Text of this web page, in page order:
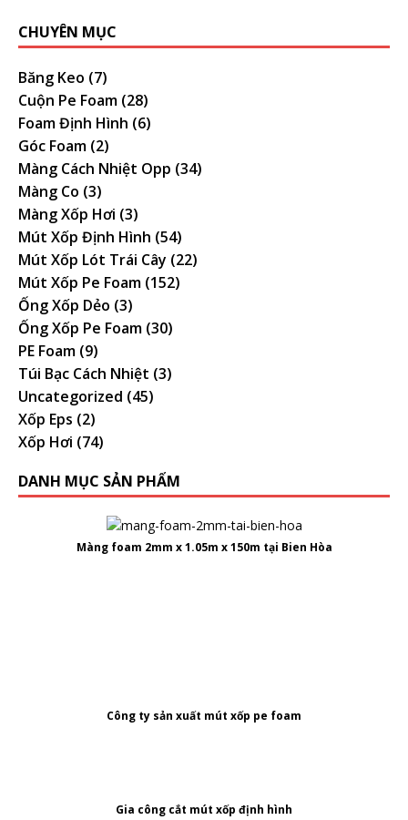
CHUYÊN MỤC
Băng Keo (7)
Cuộn Pe Foam (28)
Foam Định Hình (6)
Góc Foam (2)
Màng Cách Nhiệt Opp (34)
Màng Co (3)
Màng Xốp Hơi (3)
Mút Xốp Định Hình (54)
Mút Xốp Lót Trái Cây (22)
Mút Xốp Pe Foam (152)
Ống Xốp Dẻo (3)
Ống Xốp Pe Foam (30)
PE Foam (9)
Túi Bạc Cách Nhiệt (3)
Uncategorized (45)
Xốp Eps (2)
Xốp Hơi (74)
DANH MỤC SẢN PHẨM
Màng foam 2mm x 1.05m x 150m tại Bien Hòa
Công ty sản xuất mút xốp pe foam
Gia công cắt mút xốp định hình